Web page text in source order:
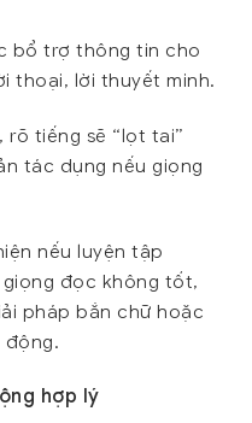
bổ trợ thông tin cho
thoại, lời thuyết minh.
tiếng sẽ “lọt tai”
tác dụng nếu giọng
nếu luyện tập
giọng đọc không tốt,
pháp bắn chữ hoặc
động.
hợp lý